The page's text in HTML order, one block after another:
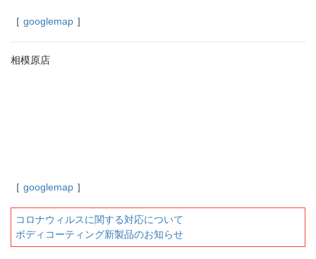
［ googlemap ］
相模原店
［ googlemap ］
コロナウィルスに関する対応について
ボディコーティング新製品のお知らせ